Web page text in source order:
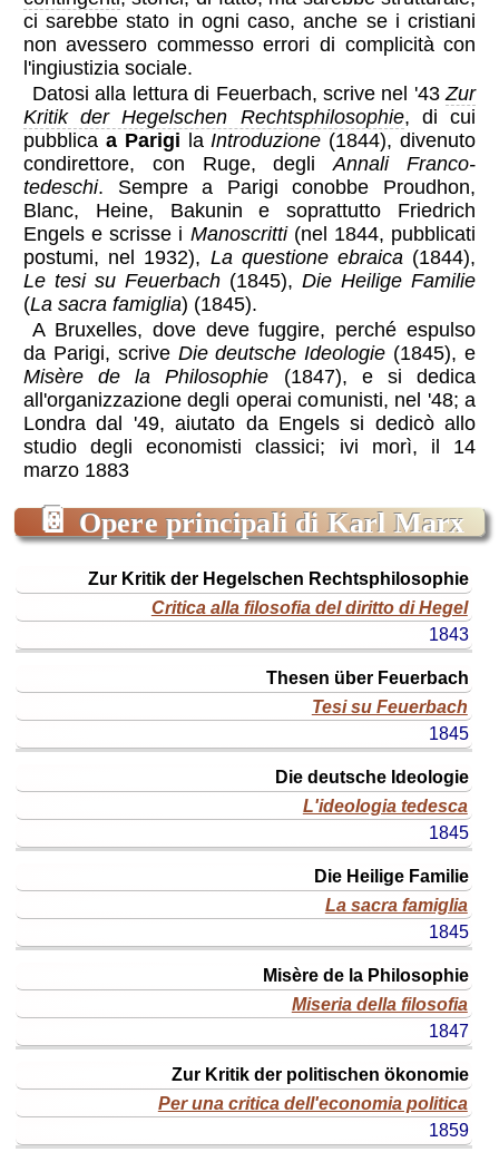
ci sarebbe stato in ogni caso, anche se i cristiani
non avessero commesso errori di complicità con
l'ingiustizia sociale.
Datosi alla lettura di Feuerbach, scrive nel '43Zur
Kritik der Hegelschen Rechtsphilosophie, di cui
pubblica a Parigi laIntroduzione (1844), divenuto
condirettore, con Ruge, degliAnnali Franco-
tedeschi. Sempre a Parigi conobbe Proudhon,
Blanc, Heine, Bakunin e soprattutto Friedrich
Engels e scrisse i Manoscritti(nel 1844, pubblicati
postumi, nel 1932), La questione ebraica(1844),
Le tesi su Feuerbach(1845),Die Heilige Familie
(La sacra famiglia) (1845).
A Bruxelles, dove deve fuggire, perché espulso
da Parigi, scrive Die deutsche Ideologie (1845), e
Misère de la Philosophie (1847), e si dedica
all'organizzazione degli operai comunisti, nel '48; a
Londra dal '49, aiutato da Engels si dedicò allo
studio degli economisti classici; ivi morì, il 14
marzo 1883
📔 Opere principali di Karl Marx
originale
ital.
Zur Kritik der Hegelschen Rechtsphilosophie
Critica alla filosofia del diritto di Hegel
1843
Thesen über Feuerbach
Tesi su Feuerbach
1845
Die deutsche Ideologie
L'ideologia tedesca
1845
Die Heilige Familie
La sacra famiglia
1845
Misère de la Philosophie
Miseria della filosofia
1847
Zur Kritik der politischen ökonomie
Per una critica dell'economia politica
1859